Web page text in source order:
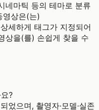
네마틱 등의 테마로 분류
영상은(는)
세하게 태그가 지정되어
상을(를) 손쉽게 찾을 수
?
었으며, 촬영자·모델·실존